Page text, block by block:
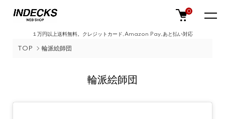
１万円以上送料無料。クレジットカード,Amazon Pay,あと払い対応
0
TOP 輪派絵師団
輪派絵師団